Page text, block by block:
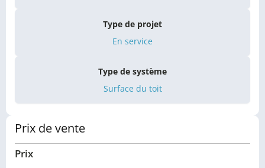
Type de projet
En service
Type de système
Surface du toit
Prix de vente
Prix